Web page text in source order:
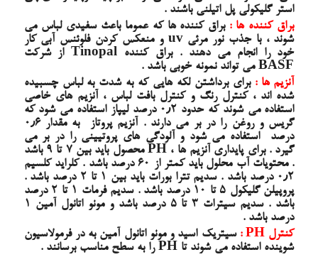
استر گلیکولی پل اتیلنی باشند .
براق کننده ها : براق کننده ها که عموما باعث سفیدی لباس می
شوند ، با جذب نور مرئی uv و منعکس کردن فلوئنس آبی کار
خود را انجام می دهند . براق کننده Tinopal از شرکت
BASF می تواند نمونه خوبی باشد .
آنزیم ها : برای برداشتن لکه هایی که به شدت به لباس چسبیده
شده اند ، کنترل رنگ و کنترل بافت لباس ، آنزیم های خاصی
استفاده می شوند که حدود ۰٫۲ درصد لیپاز استفاده می شود که
گریس و روغن را در بر می دارند . آنزیم پروتاز به مقدار ۰٫۶
درصد استفاده می شود و آلودگی های پروتیینی را در بر می
گیرد . برای پایداری آنزیم ها ، PH محصول باید بین ۷ تا ۹ باشد
. محتویات آب محلول باید کمتر از ۶۰ درصد باشد . کلراید کلسیم
۰٫۲ درصد باشد . سدیم تترا بورات باید بین ۱ تا ۲ درصد باشد .
پروپیلن گلیکول
۵ تا ۱۰ درصد باشد . سدیم فرمات ۱ تا ۲ درصد
باشد .سدیم سیترات
۳ تا ۵ درصد باشد و مونو اتانول آمین ۱
درصد باشد .
کنترل PH :
سیتریک اسید و مونو اتانول آمین به در فرمولاسیون
شوینده استفاده می شوند تا PH را به سطح مناسب برسانند .